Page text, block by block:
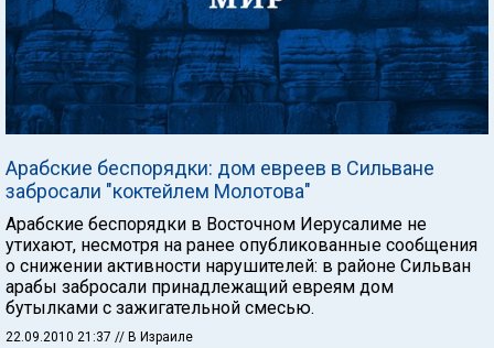
Арабские беспорядки: дом евреев в Сильване
забросали "коктейлем Молотова"
Арабские беспорядки в Восточном Иерусалиме не
утихают, несмотря на ранее опубликованные сообщения
о снижении активности нарушителей: в районе Сильван
арабы забросали принадлежащий евреям дом
бутылками с зажигательной смесью.
22.09.2010 21:37 // В Израиле